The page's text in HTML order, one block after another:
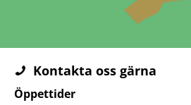
Kontakta oss gärna
Öppettider